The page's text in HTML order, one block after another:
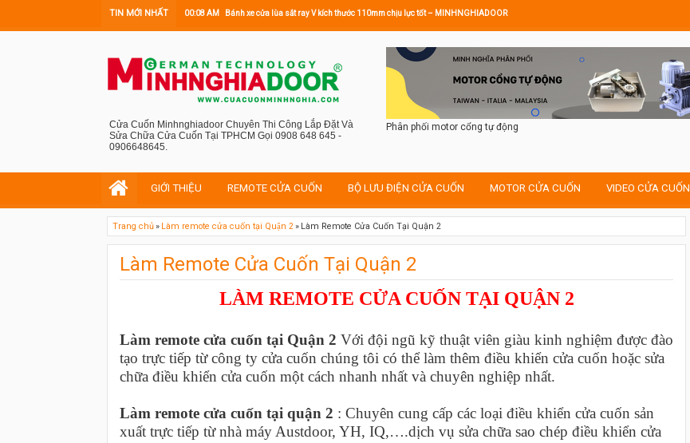
TIN MỚI NHẤT 00:08 AM Bánh xe cửa lùa sắt ray V kích thước 110mm chịu lực tốt – MINHNGHIADOOR
Cửa Cuốn Minhnghiadoor Chuyên Thi Công Lắp Đặt Và
Sửa Chữa Cửa Cuốn Tại TPHCM Gọi 0908 648 645 -
0906648645.
Phân phối motor cổng tự động
GIỚI THIỆU REMOTE CỬA CUỐN BỘ LƯU ĐIỆN CỬA CUỐN MOTOR CỬA CUỐN VIDEO CỬA CUỐN
Trang chủ» Làm remote cửa cuốn tại Quận 2» Làm Remote Cửa Cuốn Tại Quận 2
Làm Remote Cửa Cuốn Tại Quận 2
LÀM REMOTE CỬA CUỐN TẠI QUẬN 2
Làm remote cửa cuốn tại Quận 2 Với đội ngũ kỹ thuật viên giàu kinh nghiệm được đào
tạo trực tiếp từ công ty cửa cuốn chúng tôi có thể làm thêm điều khiển cửa cuốn hoặc sửa
chữa điều khiển cửa cuốn một cách nhanh nhất và chuyên nghiệp nhất.
Làm remote cửa cuốn tại quận 2 : Chuyên cung cấp các loại điều khiển cửa cuốn sản
xuất trực tiếp từ nhà máy Austdoor, YH, IQ,….dịch vụ sửa chữa sao chép điều khiển cửa